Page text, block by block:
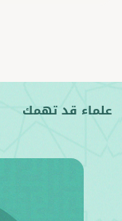
علماء قد تهمك